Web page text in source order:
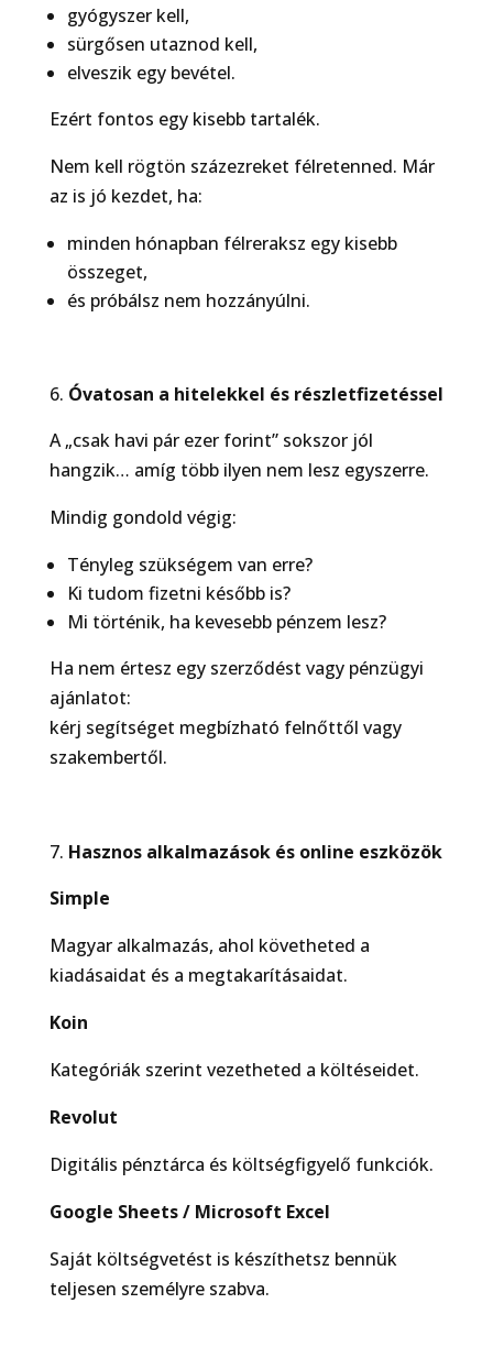
gyógyszer kell,
sürgősen utaznod kell,
elveszik egy bevétel.
Ezért fontos egy kisebb tartalék.
Nem kell rögtön százezreket félretenned. Már
az is jó kezdet, ha:
minden hónapban félreraksz egy kisebb
összeget,
és próbálsz nem hozzányúlni.
Óvatosan a hitelekkel és részletfizetéssel
A „csak havi pár ezer forint” sokszor jól
hangzik… amíg több ilyen nem lesz egyszerre.
Mindig gondold végig:
Tényleg szükségem van erre?
Ki tudom fizetni később is?
Mi történik, ha kevesebb pénzem lesz?
Ha nem értesz egy szerződést vagy pénzügyi
ajánlatot:
kérj segítséget megbízható felnőttől vagy
szakembertől.
Hasznos alkalmazások és online eszközök
Simple
Magyar alkalmazás, ahol követheted a
kiadásaidat és a megtakarításaidat.
Koin
Kategóriák szerint vezetheted a költéseidet.
Revolut
Digitális pénztárca és költségfigyelő funkciók.
Google Sheets / Microsoft Excel
Saját költségvetést is készíthetsz bennük
teljesen személyre szabva.